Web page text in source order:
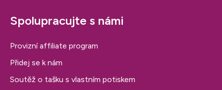
Spolupracujte s námi
Provizní affiliate program
Přidej se k nám
Soutěž o tašku s vlastním potiskem